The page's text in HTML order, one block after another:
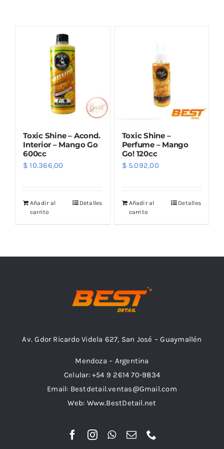
Combos
Mayorista
Marcas
Toxic Shine – Acond.
Interior – Mango Go
600cc
$ 10.366,00
Añadir al
carrito
Detalles
Toxic Shine –
Perfume – Mango
Go! 120cc
$5.092,00
Añadir al
carrito
Detalles
Av. Gdor Ricardo Videla 627, San José – Guaymallén
Mendoza – Argentina
Celular: +54 9 2614 70-9834
Email: Bestdetail.ventas@Gmail.com
Web: Www.BestDetail.net